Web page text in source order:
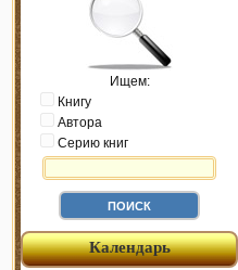
Ищем:
Книгу
Автора
Серию книг
Календарь